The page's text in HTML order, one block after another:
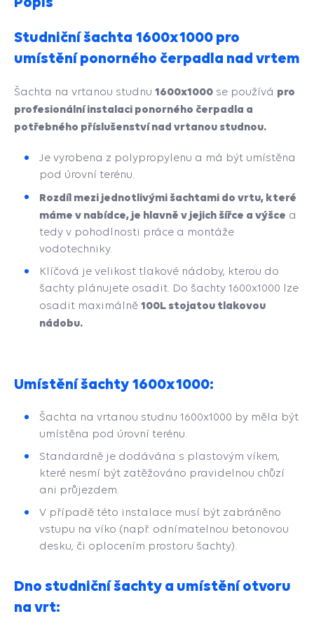
Studniční šachta 1600x1000 pro
umístění ponorného čerpadla nad vrtem
Šachta na vrtanou studnu 1600x1000 se používá pro
profesionální instalaci ponorného čerpadla a
potřebného příslušenství nad vrtanou studnou.
Je vyrobena z polypropylenu a má být umístěna
pod úrovní terénu.
Rozdíl mezi jednotlivými šachtami do vrtu, které
máme v nabídce, je hlavně v jejich šířce a výšce a
tedy v pohodlnosti práce a montáže
vodotechniky.
Klíčová je velikost tlakové nádoby, kterou do
šachty plánujete osadit. Do šachty 1600x1000 lze
osadit maximálně 100L stojatou tlakovou
nádobu.
Umístění šachty 1600x1000:
Šachta na vrtanou studnu 1600x1000 by měla být
umístěna pod úrovní terénu.
Standardně je dodávána s plastovým víkem,
které nesmí být zatěžováno pravidelnou chůzí
ani průjezdem.
V případě této instalace musí být zabráněno
vstupu na víko (např. odnímatelnou betonovou
desku, či oplocením prostoru šachty).
Dno studniční šachty a umístění otvoru
na vrt: